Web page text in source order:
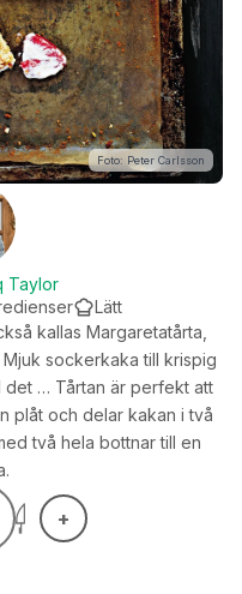
Taylor
Lätt
kallas Margaretatårta,
sockerkaka till krispig
det … Tårtan är perfekt att
plåt och delar kakan i två
två hela bottnar till en
Foto: Peter Carlsson